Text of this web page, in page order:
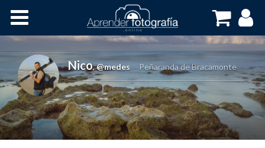
Cursos OnLine
Nico,@medes Peñaranda de Bracamonte